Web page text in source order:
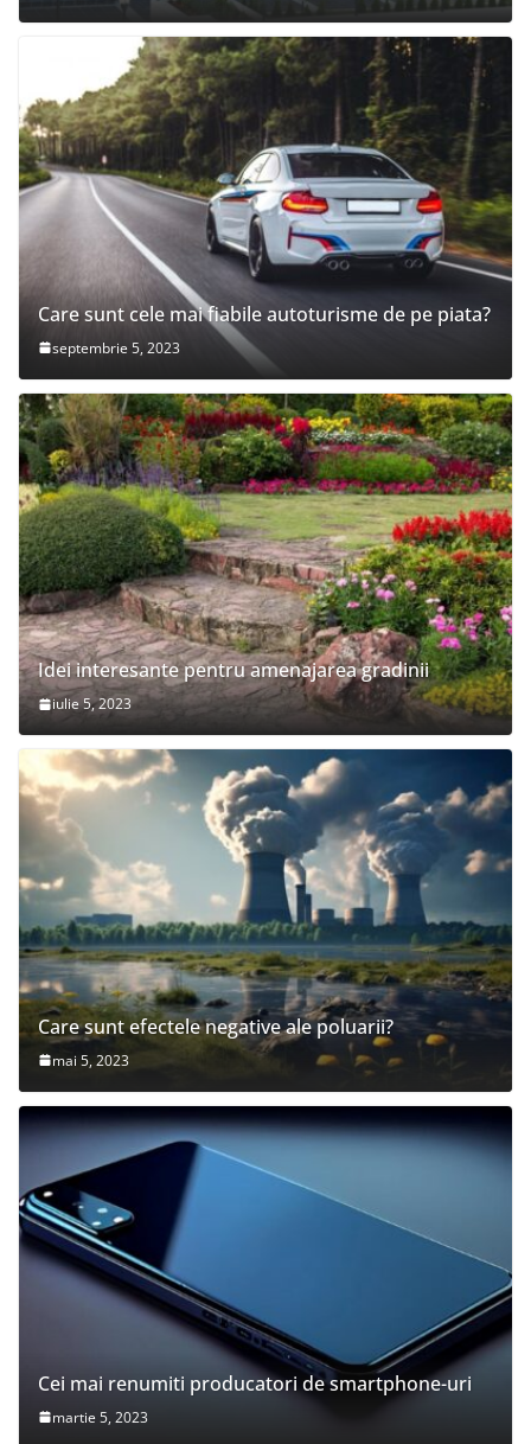
Care sunt cele mai fiabile autoturisme de pe piata?
septembrie 5, 2023
Idei interesante pentru amenajarea gradinii
iulie 5, 2023
Care sunt efectele negative ale poluarii?
mai 5, 2023
Cei mai renumiti producatori de smartphone-uri
martie 5, 2023